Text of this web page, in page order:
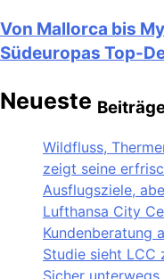
Von Mallorca bis
Südeuropas Top-
Neueste
Wildfluss,
zeigt seine
Ausflugsziele,
Lufthansa City
Kundenberatung
Studie sieht LCC